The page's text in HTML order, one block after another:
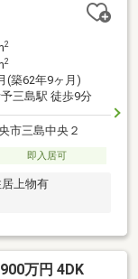
2
2
(築62年9ヶ月)
予三島駅 徒歩9分
市三島中央２
即入居可
上物有
万円 4DK